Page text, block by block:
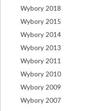
Wybory 2018
Wybory 2015
Wybory 2014
Wybory 2013
Wybory 2011
Wybory 2010
Wybory 2009
Wybory 2007